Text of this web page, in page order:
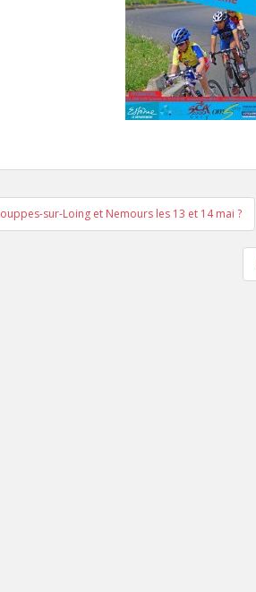
d'article
sur-Loing et Nemours les 13 et 14 mai ?